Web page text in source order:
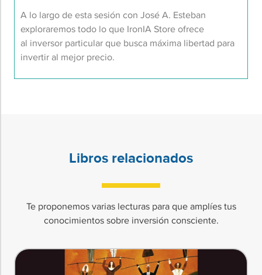
A lo largo de esta sesión con José A. Esteban
exploraremos todo lo que IronIA Store ofrece
al inversor particular que busca máxima libertad para
invertir al mejor precio.
Libros relacionados
Te proponemos varias lecturas para que amplíes tus
conocimientos sobre inversión consciente.